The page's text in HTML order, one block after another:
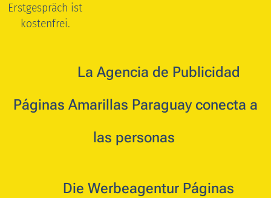
Erstgespräch ist
kostenfrei.
La Agencia de Publicidad
Páginas Amarillas Paraguay conecta a
las personas
Die Werbeagentur Páginas